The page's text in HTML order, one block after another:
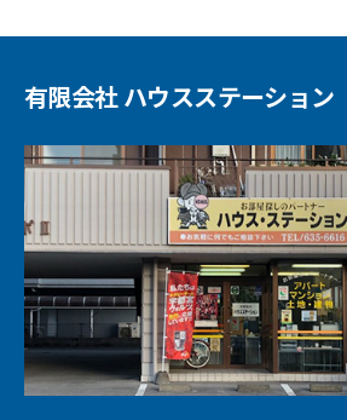
有限会社 ハウスステーション